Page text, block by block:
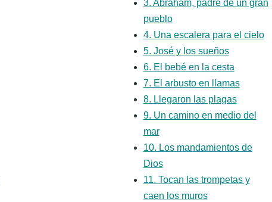
3. Abraham, padre de un gran
pueblo
4. Una escalera para el cielo
5. José y los sueños
6. El bebé en la cesta
7. El arbusto en llamas
8. Llegaron las plagas
9. Un camino en medio del
mar
10. Los mandamientos de
Dios
11. Tocan las trompetas y
caen los muros